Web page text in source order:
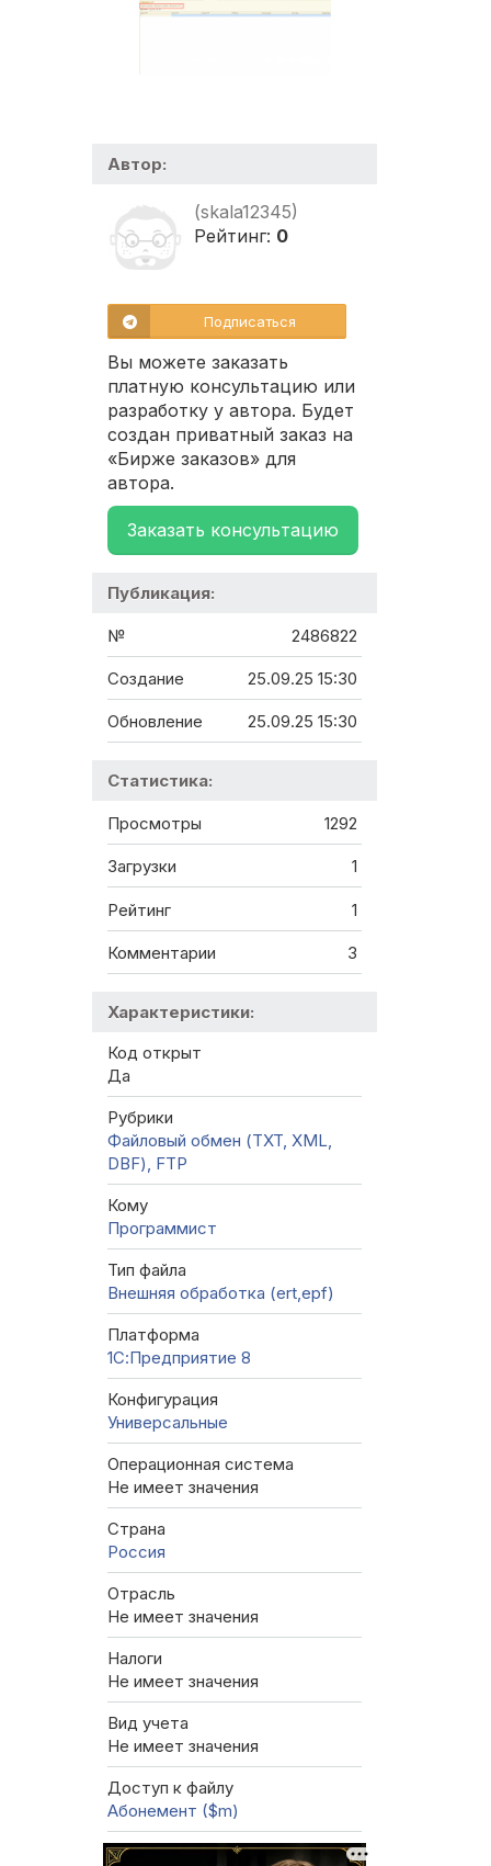
Автор:
(skala12345)
Рейтинг: 0
Подписаться
Вы можете заказать
платную консультацию или
разработку у автора. Будет
создан приватный заказ на
«Бирже заказов» для
автора.
Заказать консультацию
Публикация:
№ 2486822
Создание 25.09.25 15:30
Обновление 25.09.25 15:30
Статистика:
Просмотры 1292
Загрузки 1
Рейтинг 1
Комментарии 3
Характеристики:
Код открыт
Да
Рубрики
Файловый обмен (TXT, XML,
DBF), FTP
Кому
Программист
Тип файла
Внешняя обработка (ert,epf)
Платформа
1С:Предприятие 8
Конфигурация
Универсальные
Операционная система
Не имеет значения
Страна
Россия
Отрасль
Не имеет значения
Налоги
Не имеет значения
Вид учета
Не имеет значения
Доступ к файлу
Абонемент ($m)